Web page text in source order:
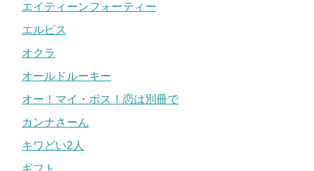
エイティーンフォーティー
エルピス
オクラ
オールドルーキー
オー！マイ・ボス！恋は別冊で
カンナさーん
キワどい2人
ギフト